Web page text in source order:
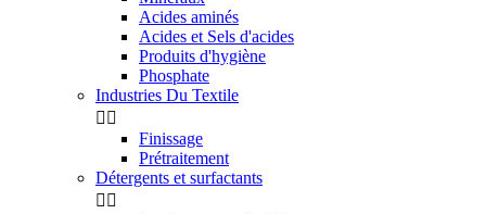
Acides aminés
Acides et Sels d'acides
Produits d'hygiène
Phosphate
Industries Du Textile
 
Finissage
Prétraitement
Détergents et surfactants
 